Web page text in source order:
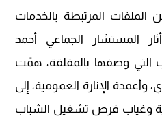
المرتبطة بالخدمات
المستشار الجماعي أحمد
التي وصفها بالمقلقة، همّت
الإنارة العمومية، إلى
وغياب فرص تشغيل الشباب